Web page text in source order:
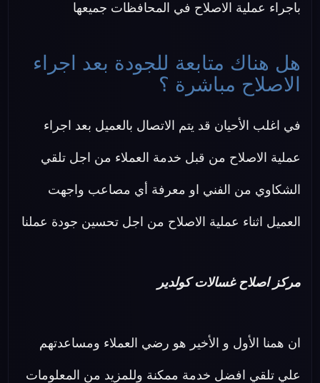
باجراء عملية الاصلاح في المحافظات جميعها
هل هناك متابعة للجودة بعد اجراء
الاصلاح مباشرة ؟
في اغلب الأحيان قد يتم الاتصال بالعميل بعد اجراء
عملية الاصلاح من قبل خدمة العملاء من اجل تلقي
الشكاوي من الفني او معرفة أي مصاعب واجهت
العميل اثناء عملية الاصلاح من اجل تحسين جودة عملنا
مركز اصلاح غسالات كولدير
ان همنا الأول و الأخير هو رضي العملاء ومساعدتهم
علي تلقي افضل خدمة ممكنة وللمزيد من المعلومات